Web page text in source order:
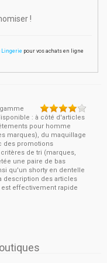
!
Lingerie pour vos achats en ligne
: à côté d'articles
pour homme
marques), du maquillage
des promotions
de tri (marques,
une paire de bas
qu'un shorty en dentelle
description des articles
effectivement rapide